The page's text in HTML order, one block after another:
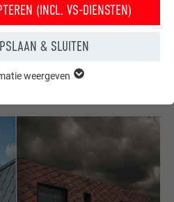
PREFA producten van
alleen goed uit, maar het is
(INCL. VS-DIENSTEN)
& SLUITEN
weergeven
DIENSTEN)
weergeven